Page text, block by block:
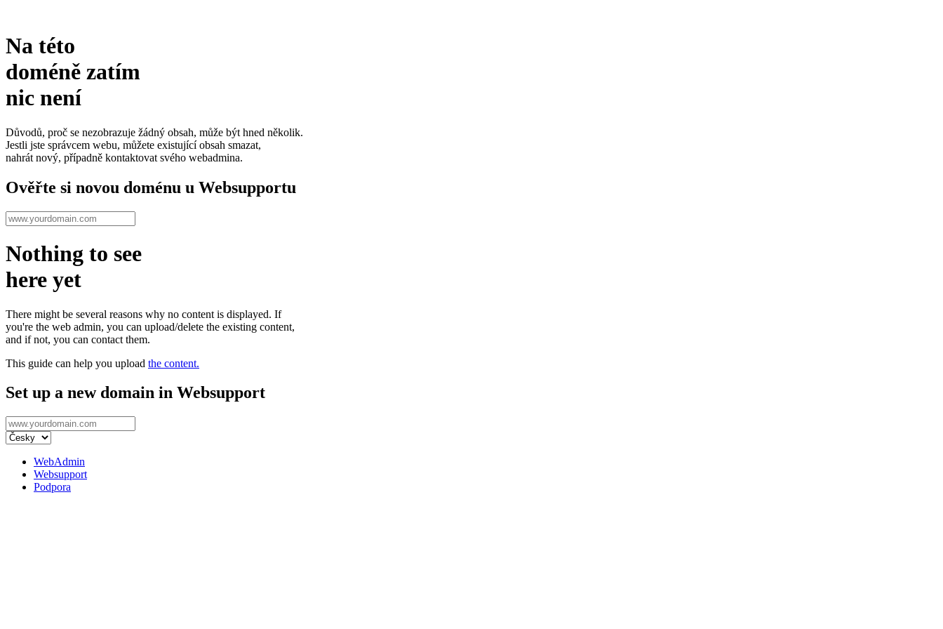
Na této
doméně zatím
nic není
Důvodů, proč se nezobrazuje žádný obsah, může být hned několik.
Jestli jste správcem webu, můžete existující obsah smazat,
nahrát nový, případně kontaktovat svého webadmina.
Ověřte si novou doménu u Websupportu
Nothing to see
here yet
There might be several reasons why no content is displayed. If
you're the web admin, you can upload/delete the existing content,
and if not, you can contact them.
This guide can help you upload the content.
Set up a new domain in Websupport
WebAdmin
Websupport
Podpora